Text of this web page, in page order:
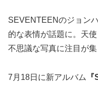
SEVENTEENのジョン
的な表情が話題に。天
不思議な写真に注目が集
7月18日に新アルバム